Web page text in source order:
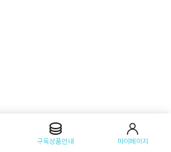
구독상품안내 마이페이지